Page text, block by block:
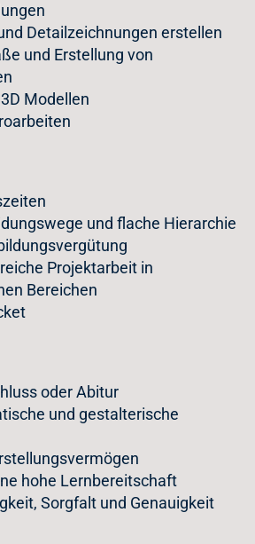
Detailzeichnungen erstellen
und Erstellung von
Modellen
und flache Hierarchie
Projektarbeit in
Bereichen
oder Abitur
und gestalterische
hohe Lernbereitschaft
Sorgfalt und Genauigkeit